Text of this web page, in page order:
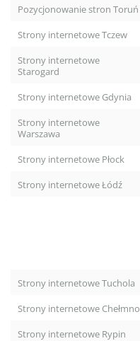
Pozycjonowanie stron Toruń
Strony internetowe Tczew
Strony internetowe
Starogard
Strony internetowe Gdynia
Strony internetowe
Warszawa
Strony internetowe Płock
Strony internetowe Łódź
Strony internetowe Tuchola
Strony internetowe Chełmno
Strony internetowe Rypin